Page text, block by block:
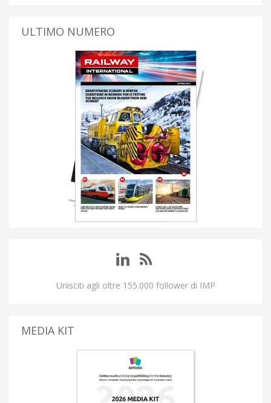
ULTIMO NUMERO
Unisciti agli oltre 155.000 follower di IMP
MEDIA KIT